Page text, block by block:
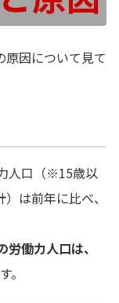
原因について見て
人口（※15歳以
は前年に比べ、
働力人口は、
。